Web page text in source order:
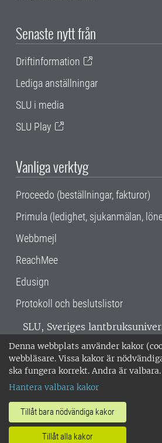
Denna webbplats använder kakor
webbläsare. Vissa kakor är
ska fungera korrekt. Andra är valbara.
Hantera valbara kakor
Tillåt bara nödvändiga kakor
Tillåt alla kakor
Senaste nytt från
Driftinformation
Lediga anställningar
SLU i media
SLU Play
Vanliga verktyg
Proceedo (beställningar, fakturor)
Primula (ledighet, sjukanmälan,
Webbmejl
ReachMee
Edusign
Protokoll och beslutslistor
SLU, Sveriges
verksamhet över hela
Alnarp, Uppsala och Umeå.
miljöcertifierat enligt ISO
018-67 10 00 • Org nr:
Om SLU:s webbplatser
•Hantera kakor•Behandling
personuppgifter